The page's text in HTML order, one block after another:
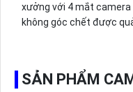
xưởng với 4 mắt camera
không góc chết được
SẢN PHẨM